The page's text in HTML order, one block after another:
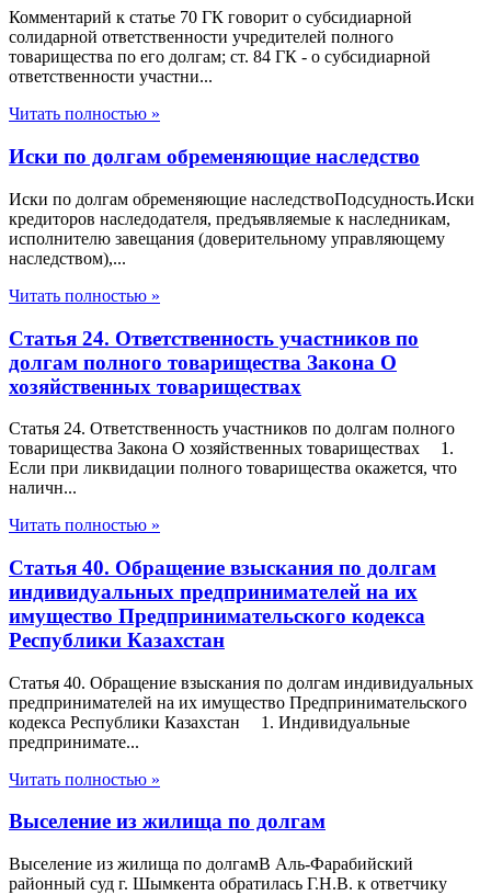
Комментарий к статье 70 ГК говорит о субсидиарной
солидарной ответственности учредителей полного
товарищества по его долгам; ст. 84 ГК - о субсидиарной
ответственности участни...
Читать полностью »
Иски по долгам обременяющие наследство
Иски по долгам обременяющие наследствоПодсудность.Иски
кредиторов наследодателя, предъявляемые к наследникам,
исполнителю завещания (доверительному управляющему
наследством),...
Читать полностью »
Статья 24. Ответственность участников по
долгам полного товарищества Закона О
хозяйственных товариществах
Статья 24. Ответственность участников по долгам полного
товарищества Закона О хозяйственных товариществах 1.
Если при ликвидации полного товарищества окажется, что
наличн...
Читать полностью »
Статья 40. Обращение взыскания по долгам
индивидуальных предпринимателей на их
имущество Предпринимательского кодекса
Республики Казахстан
Статья 40. Обращение взыскания по долгам индивидуальных
предпринимателей на их имущество Предпринимательского
кодекса Республики Казахстан 1. Индивидуальные
предпринимате...
Читать полностью »
Выселение из жилища по долгам
Выселение из жилища по долгамВ Аль-Фарабийский
районный суд г. Шымкента обратилась Г.Н.В. к ответчику